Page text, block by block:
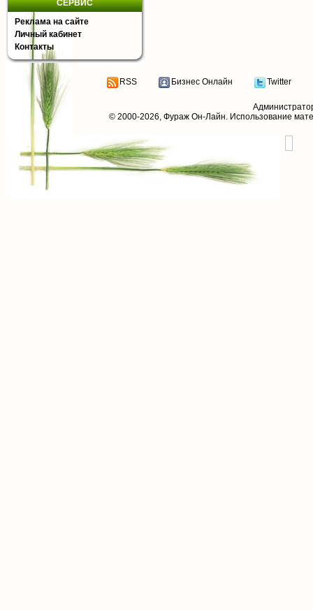
СЕРВИС
Реклама на сайте
Личный кабинет
Контакты
RSS Бизнес Онлайн Twitter
© 2000-2026, Фураж Он-Лайн. Использование